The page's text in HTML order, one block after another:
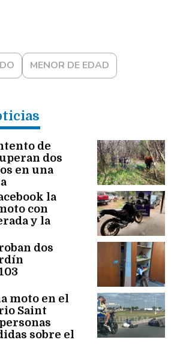
MENOR DE EDAD
de
dos
en una
la
con
y la
dos
moto en el
Saint
sobre el